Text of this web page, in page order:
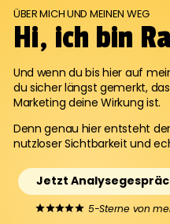
ÜBER MICH UND MEINEN WEG
Hi, ich bin
Und wenn du bis hier auf
du sicher längst gemerkt,
Marketing deine Wirkung ist.
Denn genau hier entsteht
nutzloser Sichtbarkeit und
Jetzt
5-Sterne von